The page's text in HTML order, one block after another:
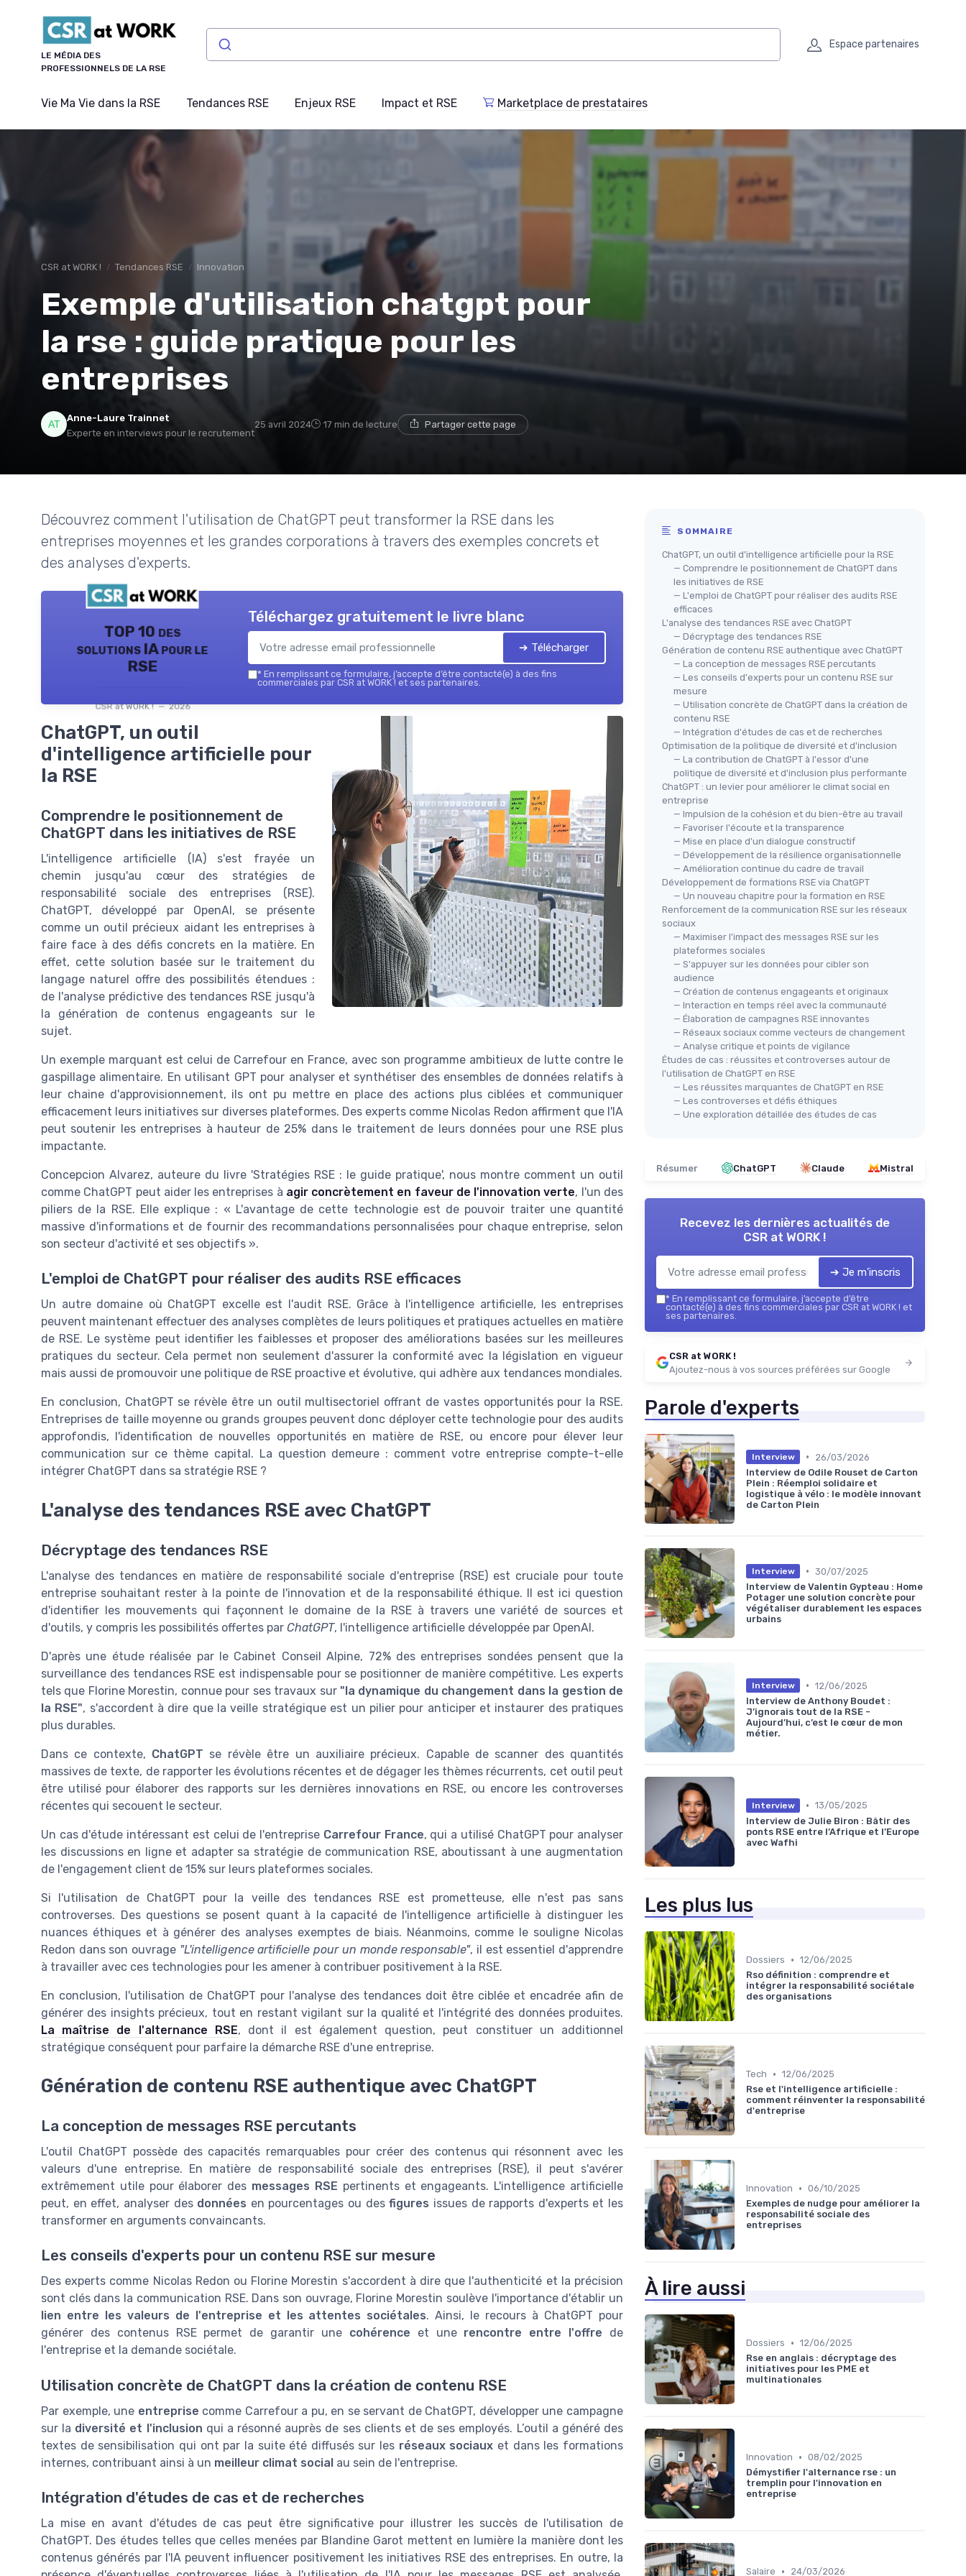
LE MÉDIA DES
PROFESSIONNELS DE LA RSE
Espace partenaires
Vie Ma Vie dans la RSE Tendances RSE Enjeux RSE Impact et RSE Marketplace de prestataires
CSR at WORK ! Tendances RSE Innovation
Exemple d'utilisation chatgpt pour
la rse : guide pratique pour les
entreprises
Anne-Laure Trainnet
Experte en interviews pour le recrutement
25 avril 2024 17 min de lecture Partager cette page
Découvrez comment l'utilisation de ChatGPT peut transformer la RSE dans les
entreprises moyennes et les grandes corporations à travers des exemples concrets et
des analyses d'experts.
TOP 10 des
solutions IA pour le
RSE
CSR at WORK ! — 2026
Téléchargez gratuitement le livre blanc
➔ Télécharger
* En remplissant ce formulaire, j’accepte d’être contacté(e) à des fins
commerciales par CSR at WORK ! et ses partenaires.
ChatGPT, un outil
d'intelligence artificielle pour
la RSE
Comprendre le positionnement de
ChatGPT dans les initiatives de RSE
L'intelligence artificielle (IA) s'est frayée un
chemin jusqu'au cœur des stratégies de
responsabilité sociale des entreprises (RSE).
ChatGPT, développé par OpenAI, se présente
comme un outil précieux aidant les entreprises à
faire face à des défis concrets en la matière. En
effet, cette solution basée sur le traitement du
langage naturel offre des possibilités étendues :
de l'analyse prédictive des tendances RSE jusqu'à
la génération de contenus engageants sur le
sujet.
Un exemple marquant est celui de Carrefour en France, avec son programme ambitieux de lutte contre le
gaspillage alimentaire. En utilisant GPT pour analyser et synthétiser des ensembles de données relatifs à
leur chaine d'approvisionnement, ils ont pu mettre en place des actions plus ciblées et communiquer
efficacement leurs initiatives sur diverses plateformes. Des experts comme Nicolas Redon affirment que l'IA
peut soutenir les entreprises à hauteur de 25% dans le traitement de leurs données pour une RSE plus
impactante.
Concepcion Alvarez, auteure du livre 'Stratégies RSE : le guide pratique', nous montre comment un outil
comme ChatGPT peut aider les entreprises à agir concrètement en faveur de l'innovation verte, l'un des
piliers de la RSE. Elle explique : « L'avantage de cette technologie est de pouvoir traiter une quantité
massive d'informations et de fournir des recommandations personnalisées pour chaque entreprise, selon
son secteur d'activité et ses objectifs ».
L'emploi de ChatGPT pour réaliser des audits RSE efficaces
Un autre domaine où ChatGPT excelle est l'audit RSE. Grâce à l'intelligence artificielle, les entreprises
peuvent maintenant effectuer des analyses complètes de leurs politiques et pratiques actuelles en matière
de RSE. Le système peut identifier les faiblesses et proposer des améliorations basées sur les meilleures
pratiques du secteur. Cela permet non seulement d'assurer la conformité avec la législation en vigueur
mais aussi de promouvoir une politique de RSE proactive et évolutive, qui adhère aux tendances mondiales.
En conclusion, ChatGPT se révèle être un outil multisectoriel offrant de vastes opportunités pour la RSE.
Entreprises de taille moyenne ou grands groupes peuvent donc déployer cette technologie pour des audits
approfondis, l'identification de nouvelles opportunités en matière de RSE, ou encore pour élever leur
communication sur ce thème capital. La question demeure : comment votre entreprise compte-t-elle
intégrer ChatGPT dans sa stratégie RSE ?
L'analyse des tendances RSE avec ChatGPT
Décryptage des tendances RSE
L'analyse des tendances en matière de responsabilité sociale d'entreprise (RSE) est cruciale pour toute
entreprise souhaitant rester à la pointe de l'innovation et de la responsabilité éthique. Il est ici question
d'identifier les mouvements qui façonnent le domaine de la RSE à travers une variété de sources et
d'outils, y compris les possibilités offertes par ChatGPT, l'intelligence artificielle développée par OpenAI.
D'après une étude réalisée par le Cabinet Conseil Alpine, 72% des entreprises sondées pensent que la
surveillance des tendances RSE est indispensable pour se positionner de manière compétitive. Les experts
tels que Florine Morestin, connue pour ses travaux sur "la dynamique du changement dans la gestion de
la RSE", s'accordent à dire que la veille stratégique est un pilier pour anticiper et instaurer des pratiques
plus durables.
Dans ce contexte, ChatGPT se révèle être un auxiliaire précieux. Capable de scanner des quantités
massives de texte, de rapporter les évolutions récentes et de dégager les thèmes récurrents, cet outil peut
être utilisé pour élaborer des rapports sur les dernières innovations en RSE, ou encore les controverses
récentes qui secouent le secteur.
Un cas d'étude intéressant est celui de l'entreprise Carrefour France, qui a utilisé ChatGPT pour analyser
les discussions en ligne et adapter sa stratégie de communication RSE, aboutissant à une augmentation
de l'engagement client de 15% sur leurs plateformes sociales.
Si l'utilisation de ChatGPT pour la veille des tendances RSE est prometteuse, elle n'est pas sans
controverses. Des questions se posent quant à la capacité de l'intelligence artificielle à distinguer les
nuances éthiques et à générer des analyses exemptes de biais. Néanmoins, comme le souligne Nicolas
Redon dans son ouvrage "L'intelligence artificielle pour un monde responsable", il est essentiel d'apprendre
à travailler avec ces technologies pour les amener à contribuer positivement à la RSE.
En conclusion, l'utilisation de ChatGPT pour l'analyse des tendances doit être ciblée et encadrée afin de
générer des insights précieux, tout en restant vigilant sur la qualité et l'intégrité des données produites.
La maîtrise de l'alternance RSE, dont il est également question, peut constituer un additionnel
stratégique conséquent pour parfaire la démarche RSE d'une entreprise.
Génération de contenu RSE authentique avec ChatGPT
La conception de messages RSE percutants
L'outil ChatGPT possède des capacités remarquables pour créer des contenus qui résonnent avec les
valeurs d'une entreprise. En matière de responsabilité sociale des entreprises (RSE), il peut s'avérer
extrêmement utile pour élaborer des messages RSE pertinents et engageants. L'intelligence artificielle
peut, en effet, analyser des données en pourcentages ou desfigures issues de rapports d'experts et les
transformer en arguments convaincants.
Les conseils d'experts pour un contenu RSE sur mesure
Des experts comme Nicolas Redon ou Florine Morestin s'accordent à dire que l'authenticité et la précision
sont clés dans la communication RSE. Dans son ouvrage, Florine Morestin soulève l'importance d'établir un
lien entre les valeurs de l'entreprise et les attentes sociétales. Ainsi, le recours à ChatGPT pour
générer des contenus RSE permet de garantir une cohérence et une rencontre entre l'offre de
l'entreprise et la demande sociétale.
Utilisation concrète de ChatGPT dans la création de contenu RSE
Par exemple, une entreprise comme Carrefour a pu, en se servant de ChatGPT, développer une campagne
sur la diversité et l'inclusion qui a résonné auprès de ses clients et de ses employés. L’outil a généré des
textes de sensibilisation qui ont par la suite été diffusés sur les réseaux sociaux et dans les formations
internes, contribuant ainsi à un meilleur climat social au sein de l'entreprise.
Intégration d'études de cas et de recherches
La mise en avant d'études de cas peut être significative pour illustrer les succès de l'utilisation de
ChatGPT. Des études telles que celles menées par Blandine Garot mettent en lumière la manière dont les
contenus générés par l'IA peuvent influencer positivement les initiatives RSE des entreprises. En outre, la
SOMMAIRE
ChatGPT, un outil d'intelligence artificielle pour la RSE
— Comprendre le positionnement de ChatGPT dans
les initiatives de RSE
— L'emploi de ChatGPT pour réaliser des audits RSE
efficaces
L'analyse des tendances RSE avec ChatGPT
— Décryptage des tendances RSE
Génération de contenu RSE authentique avec ChatGPT
— La conception de messages RSE percutants
— Les conseils d'experts pour un contenu RSE sur
mesure
— Utilisation concrète de ChatGPT dans la création de
contenu RSE
— Intégration d'études de cas et de recherches
Optimisation de la politique de diversité et d'inclusion
— La contribution de ChatGPT à l'essor d'une
politique de diversité et d'inclusion plus performante
ChatGPT : un levier pour améliorer le climat social en
entreprise
— Impulsion de la cohésion et du bien-être au travail
— Favoriser l'écoute et la transparence
— Mise en place d'un dialogue constructif
— Développement de la résilience organisationnelle
— Amélioration continue du cadre de travail
Développement de formations RSE via ChatGPT
— Un nouveau chapitre pour la formation en RSE
Renforcement de la communication RSE sur les réseaux
sociaux
— Maximiser l'impact des messages RSE sur les
plateformes sociales
— S'appuyer sur les données pour cibler son
audience
— Création de contenus engageants et originaux
— Interaction en temps réel avec la communauté
— Élaboration de campagnes RSE innovantes
— Réseaux sociaux comme vecteurs de changement
— Analyse critique et points de vigilance
Études de cas : réussites et controverses autour de
l'utilisation de ChatGPT en RSE
— Les réussites marquantes de ChatGPT en RSE
— Les controverses et défis éthiques
— Une exploration détaillée des études de cas
Résumer ChatGPT Claude Mistral
Recevez les dernières actualités de
CSR at WORK !
➔ Je m'inscris
* En remplissant ce formulaire, j’accepte d’être
contacté(e) à des fins commerciales par CSR at WORK ! et
ses partenaires.
CSR at WORK !
Ajoutez-nous à vos sources préférées sur Google
Parole d'experts
Interview •
26/03/2026
Interview de Odile Rouset de Carton
Plein : Réemploi solidaire et
logistique à vélo : le modèle innovant
de Carton Plein
Interview • 30/07/2025
Interview de Valentin Gypteau : Home
Potager une solution concrète pour
végétaliser durablement les espaces
urbains
Interview • 12/06/2025
Interview de Anthony Boudet :
J’ignorais tout de la RSE -
Aujourd’hui, c’est le cœur de mon
métier.
Interview • 13/05/2025
Interview de Julie Biron : Bâtir des
ponts RSE entre l’Afrique et l’Europe
avec Wafhi
Les plus lus
Dossiers • 12/06/2025
Rso définition : comprendre et
intégrer la responsabilité sociétale
des organisations
Tech • 12/06/2025
Rse et l'intelligence artificielle :
comment réinventer la responsabilité
d'entreprise
Innovation • 06/10/2025
Exemples de nudge pour améliorer la
responsabilité sociale des
entreprises
À lire aussi
Dossiers • 12/06/2025
Rse en anglais : décryptage des
initiatives pour les PME et
multinationales
Innovation • 08/02/2025
Démystifier l'alternance rse : un
tremplin pour l'innovation en
entreprise
Salaire • 24/03/2026